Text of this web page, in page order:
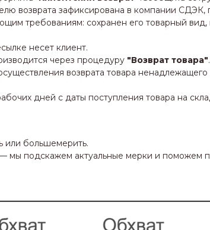
возврата зафиксирована в компании СДЭК,
требованиям: сохранен его товарный вид,
несет клиент.
через процедуру "Возврат товара".
возврата товара ненадлежащего
дней с даты поступления товара на
или большемерить.
мы подскажем актуальные мерки и поможем